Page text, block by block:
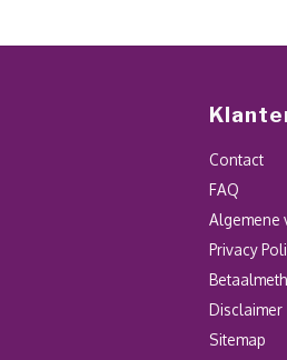
Contact
FAQ
Algemene
Privacy
Disclaimer
Sitemap